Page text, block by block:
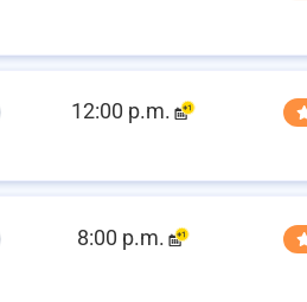
12:00 p.m.
8:00 p.m.